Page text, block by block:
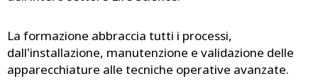
La formazione abbraccia tutti i processi,
dall'installazione, manutenzione e validazione delle
apparecchiature alle tecniche operative avanzate.